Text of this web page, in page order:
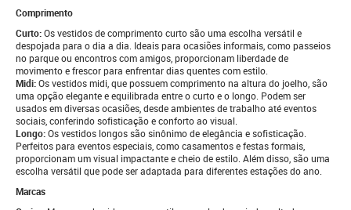
Comprimento
Curto:Os vestidos de comprimento curto são uma escolha versátil e
despojada para o dia a dia. Ideais para ocasiões informais, como passeios
no parque ou encontros com amigos, proporcionam liberdade de
movimento e frescor para enfrentar dias quentes com estilo.
Midi:Os vestidos midi, que possuem comprimento na altura do joelho, são
uma opção elegante e equilibrada entre o curto e o longo. Podem ser
usados em diversas ocasiões, desde ambientes de trabalho até eventos
sociais, conferindo sofisticação e conforto ao visual.
Longo:Os vestidos longos são sinônimo de elegância e sofisticação.
Perfeitos para eventos especiais, como casamentos e festas formais,
proporcionam um visual impactante e cheio de estilo. Além disso, são uma
escolha versátil que pode ser adaptada para diferentes estações do ano.
Marcas